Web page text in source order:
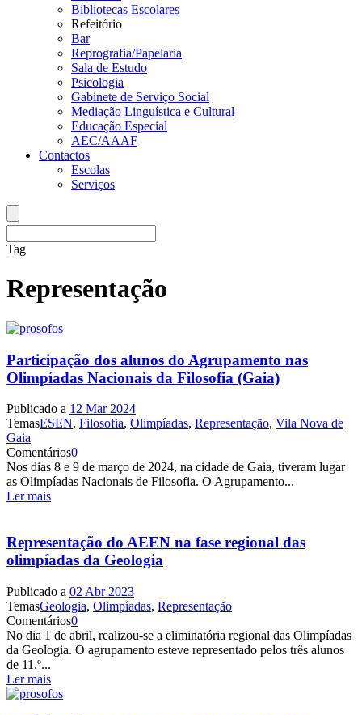
Bibliotecas Escolares
Refeitório
Bar
Reprografia/Papelaria
Sala de Estudo
Psicologia
Gabinete de Serviço Social
Mediação Linguística e Cultural
Educação Especial
AEC/AAAF
Contactos
Escolas
Serviços
Tag
Representação
Participação dos alunos do Agrupamento nas
Olimpíadas Nacionais da Filosofia (Gaia)
Publicado a 12 Mar 2024
TemasESEN, Filosofia, Olimpíadas, Representação, Vila Nova de
Gaia
Comentários0
Nos dias 8 e 9 de março de 2024, na cidade de Gaia, tiveram lugar
as Olimpíadas Nacionais de Filosofia. O Agrupamento...
Ler mais
Representação do AEEN na fase regional das
olimpíadas da Geologia
Publicado a 02 Abr 2023
TemasGeologia, Olimpíadas, Representação
Comentários0
No dia 1 de abril, realizou-se a eliminatória regional das Olimpíadas
da Geologia. O agrupamento esteve representado pelos três alunos
de 11.º...
Ler mais